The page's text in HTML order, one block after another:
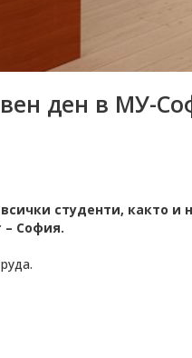
ден в МУ-
студенти, както
– София.